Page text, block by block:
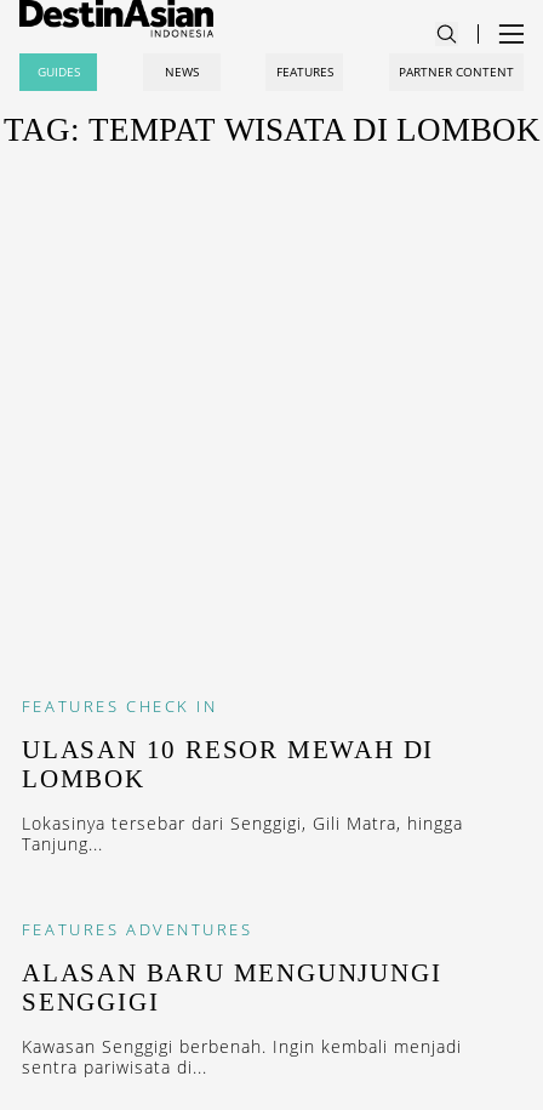
GUIDES NEWS FEATURES PARTNER CONTENT
TAG: TEMPAT WISATA DI LOMBOK
FEATURES CHECK IN
ULASAN 10 RESOR MEWAH DI
LOMBOK
Lokasinya tersebar dari Senggigi, Gili Matra, hingga
Tanjung...
FEATURES ADVENTURES
ALASAN BARU MENGUNJUNGI
SENGGIGI
Kawasan Senggigi berbenah. Ingin kembali menjadi
sentra pariwisata di...